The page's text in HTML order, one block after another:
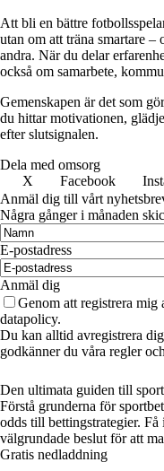
Att bli en bättre
utan om att träna smartare –
andra. När du delar
också om samarbete,
Gemenskapen är det som
du hittar motivationen,
efter slutsignalen.
Dela med omsorg
X
Facebook
Anmäl dig till vårt
Några gånger i månaden
E-postadress
Anmäl dig
Genom att registrera mig
datapolicy.
Du kan alltid avregistrera
godkänner du våra regler
Den ultimata guiden till
Förstå grunderna för
odds till bettingstrategier.
välgrundade beslut för att
Gratis nedladdning